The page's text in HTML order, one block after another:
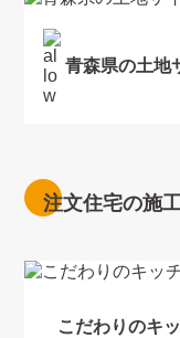
青森県の土地
注文住宅の施
こだわりのキ